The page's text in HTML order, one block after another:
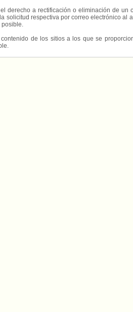
derecho a rectificación o eliminación de un
solicitud respectiva por correo electrónico al
posible.
de los sitios a los que se